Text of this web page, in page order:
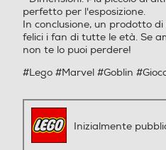
perfetto per l'esposizione.
In conclusione, un prodotto
felici i fan di tutte le età. Se
non te lo puoi perdere!
#Lego #Marvel #Goblin
Inizialmente